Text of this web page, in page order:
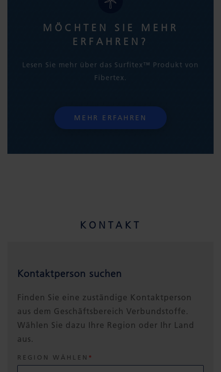
MÖCHTEN SIE MEHR
ERFAHREN?
Lesen Sie mehr über das Surfitex™ Produkt von
Fibertex.
MEHR ERFAHREN
KONTAKT
Kontaktperson suchen
Finden Sie eine zuständige Kontaktperson
aus dem Geschäftsbereich Verbundstoffe.
Wählen Sie dazu Ihre Region oder Ihr Land
aus.
REGION WÄHLEN